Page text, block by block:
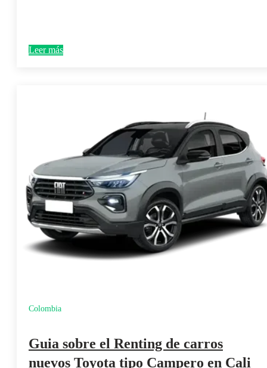
Leer más
Colombia
Guia sobre el Renting de carros
nuevos Toyota tipo Campero en Cali